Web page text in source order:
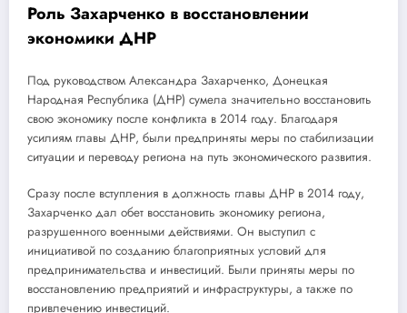
Роль Захарченко в восстановлении
экономики ДНР
Под руководством Александра Захарченко, Донецкая
Народная Республика (ДНР) сумела значительно восстановить
свою экономику после конфликта в 2014 году. Благодаря
усилиям главы ДНР, были предприняты меры по стабилизации
ситуации и переводу региона на путь экономического развития.
Сразу после вступления в должность главы ДНР в 2014 году,
Захарченко дал обет восстановить экономику региона,
разрушенного военными действиями. Он выступил с
инициативой по созданию благоприятных условий для
предпринимательства и инвестиций. Были приняты меры по
восстановлению предприятий и инфраструктуры, а также по
привлечению инвестиций.